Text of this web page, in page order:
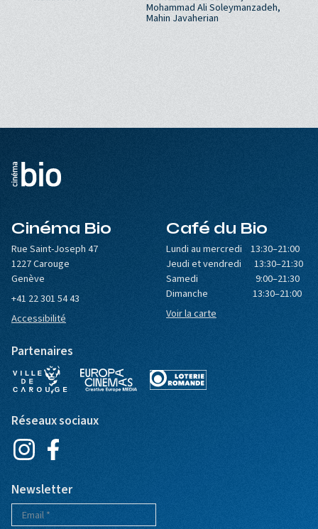
Mohammad Ali Soleymanzadeh,
Mahin Javaherian
Cinéma Bio
Rue Saint-Joseph 47
1227 Carouge
Genève
+41 22 301 54 43
Accessibilité
Café du Bio
Lundi au mercredi 13:30–21:00
Jeudi et vendredi 13:30–21:30
Samedi 9:00–21:30
Dimanche 13:30–21:00
Voir la carte
Partenaires
Réseaux sociaux
Newsletter